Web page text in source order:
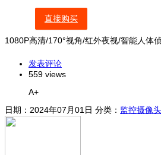
直接购买
1080P高清/170°视角/红外夜视/智能人体
发表评论
559 views
A+
日期：2024年07月01日 分类： 监控摄像头